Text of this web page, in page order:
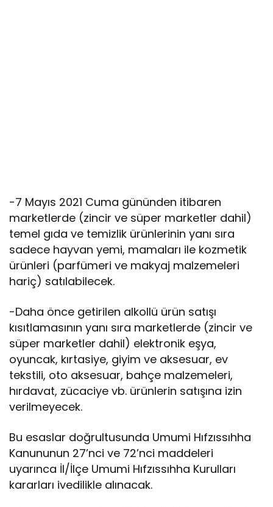
-7 Mayıs 2021 Cuma gününden itibaren
marketlerde (zincir ve süper marketler dahil)
temel gıda ve temizlik ürünlerinin yanı sıra
sadece hayvan yemi, mamaları ile kozmetik
ürünleri (parfümeri ve makyaj malzemeleri
hariç) satılabilecek.
-Daha önce getirilen alkollü ürün satışı
kısıtlamasının yanı sıra marketlerde (zincir ve
süper marketler dahil) elektronik eşya,
oyuncak, kırtasiye, giyim ve aksesuar, ev
tekstili, oto aksesuar, bahçe malzemeleri,
hırdavat, zücaciye vb. ürünlerin satışına izin
verilmeyecek.
Bu esaslar doğrultusunda Umumi Hıfzıssıhha
Kanununun 27’nci ve 72’nci maddeleri
uyarınca İl/İlçe Umumi Hıfzıssıhha Kurulları
kararları ivedilikle alınacak.